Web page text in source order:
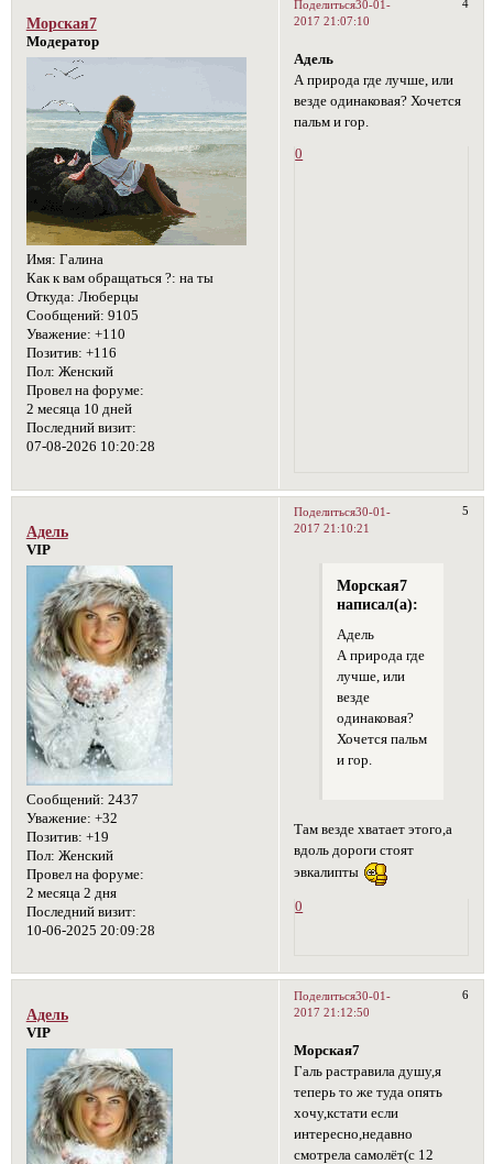
Поделиться 4
30-01-
2017 21:07:10
Морская7
Модератор
Имя: Галина
Как к вам обращаться ?: на ты
Откуда: Люберцы
Сообщений: 9105
Уважение: +110
Позитив: +116
Пол: Женский
Провел на форуме:
2 месяца 10 дней
Последний визит:
07-08-2026 10:20:28
Адель
А природа где лучше, или
везде одинаковая? Хочется
пальм и гор.
0
Поделиться 5
30-01-
2017 21:10:21
Адель
VIP
Сообщений: 2437
Уважение: +32
Позитив: +19
Пол: Женский
Провел на форуме:
2 месяца 2 дня
Последний визит:
10-06-2025 20:09:28
Морская7
написал(а):
Адель
А природа где
лучше, или
везде
одинаковая?
Хочется пальм
и гор.
Там везде хватает этого,а
вдоль дороги стоят
эвкалипты
0
Поделиться 6
30-01-
2017 21:12:50
Адель
VIP
Морская7
Галь растравила душу,я
теперь то же туда опять
хочу,кстати если
интересно,недавно
смотрела самолёт(с 12